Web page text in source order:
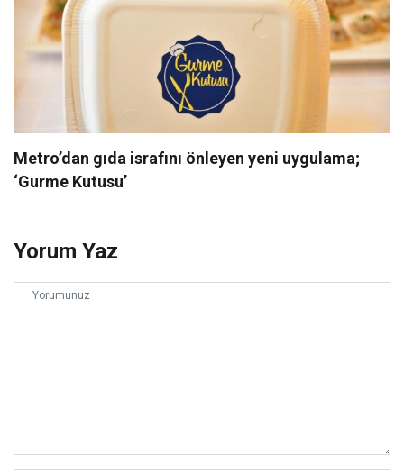
Metro’dan gıda israfını önleyen yeni uygulama;
‘Gurme Kutusu’
Yorum Yaz